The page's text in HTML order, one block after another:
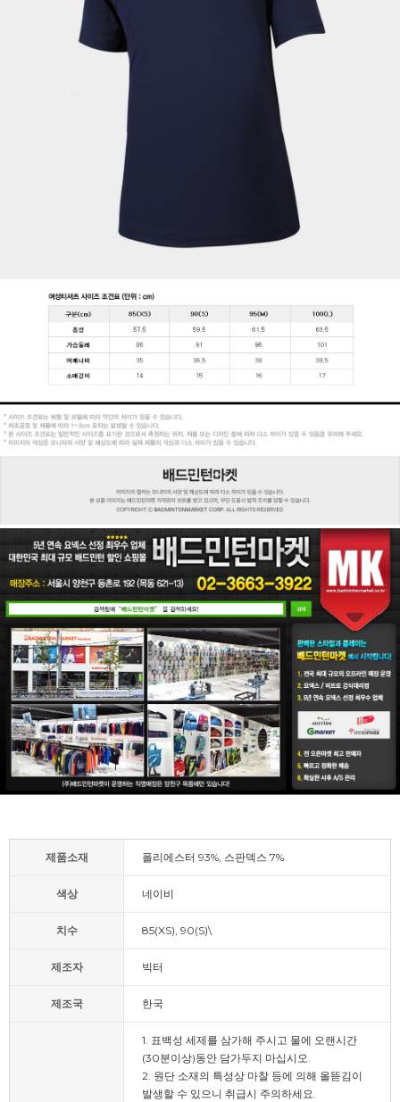
제품소재 폴리에스터 93%, 스판덱스 7%
색상 네이비
치수 85(XS), 90(S)\
제조자 빅터
제조국 한국
1. 표백성 세제를 삼가해 주시고 물에 오랜시간
(30분이상)동안 담가두지 마십시오.
2. 원단 소재의 특성상 마찰 등에 의해 올뜯김이
발생할 수 있으니 취급시 주의하세요.